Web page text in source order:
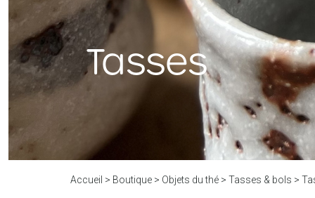
Tasses
Accueil > Boutique > Objets du thé > Tasses & bols >